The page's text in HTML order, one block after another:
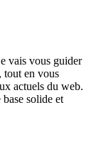
vais vous guider
tout en vous
actuels du web.
solide et